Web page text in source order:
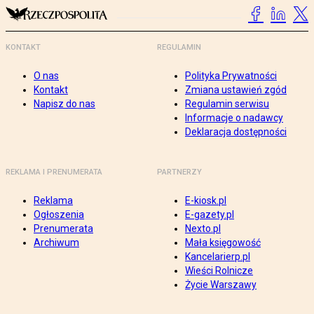
KONTAKT
O nas
Kontakt
Napisz do nas
REGULAMIN
Polityka Prywatności
Zmiana ustawień zgód
Regulamin serwisu
Informacje o nadawcy
Deklaracja dostępności
REKLAMA I PRENUMERATA
Reklama
Ogłoszenia
Prenumerata
Archiwum
PARTNERZY
E-kiosk.pl
E-gazety.pl
Nexto.pl
Mała księgowość
Kancelarierp.pl
Wieści Rolnicze
Życie Warszawy